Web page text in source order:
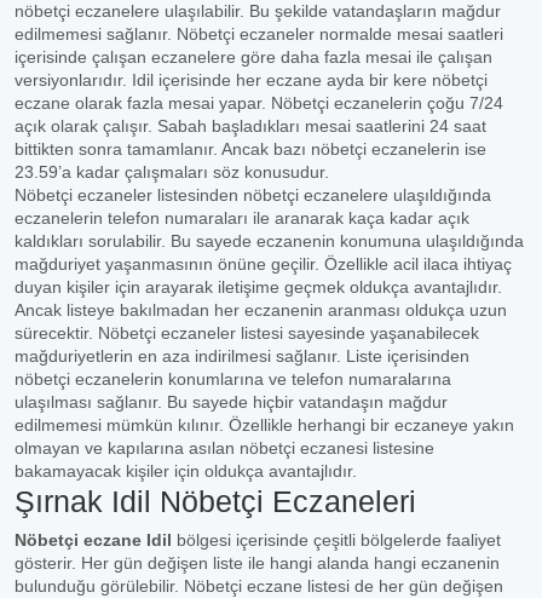
nöbetçi eczanelere ulaşılabilir. Bu şekilde vatandaşların mağdur
edilmemesi sağlanır. Nöbetçi eczaneler normalde mesai saatleri
içerisinde çalışan eczanelere göre daha fazla mesai ile çalışan
versiyonlarıdır. Idil içerisinde her eczane ayda bir kere nöbetçi
eczane olarak fazla mesai yapar. Nöbetçi eczanelerin çoğu 7/24
açık olarak çalışır. Sabah başladıkları mesai saatlerini 24 saat
bittikten sonra tamamlanır. Ancak bazı nöbetçi eczanelerin ise
23.59’a kadar çalışmaları söz konusudur.
Nöbetçi eczaneler listesinden nöbetçi eczanelere ulaşıldığında
eczanelerin telefon numaraları ile aranarak kaça kadar açık
kaldıkları sorulabilir. Bu sayede eczanenin konumuna ulaşıldığında
mağduriyet yaşanmasının önüne geçilir. Özellikle acil ilaca ihtiyaç
duyan kişiler için arayarak iletişime geçmek oldukça avantajlıdır.
Ancak listeye bakılmadan her eczanenin aranması oldukça uzun
sürecektir. Nöbetçi eczaneler listesi sayesinde yaşanabilecek
mağduriyetlerin en aza indirilmesi sağlanır. Liste içerisinden
nöbetçi eczanelerin konumlarına ve telefon numaralarına
ulaşılması sağlanır. Bu sayede hiçbir vatandaşın mağdur
edilmemesi mümkün kılınır. Özellikle herhangi bir eczaneye yakın
olmayan ve kapılarına asılan nöbetçi eczanesi listesine
bakamayacak kişiler için oldukça avantajlıdır.
Şırnak Idil Nöbetçi Eczaneleri
Nöbetçi eczane Idil bölgesi içerisinde çeşitli bölgelerde faaliyet
gösterir. Her gün değişen liste ile hangi alanda hangi eczanenin
bulunduğu görülebilir. Nöbetçi eczane listesi de her gün değişen